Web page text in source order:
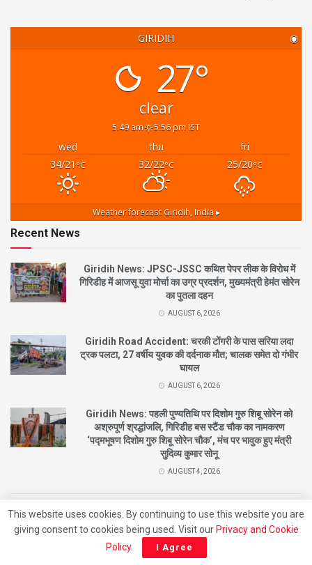
GIRIDIH ◉
27°
clear
5:49 am 5:56 pm IST
wed thu
fri
34/21 °C 32/22°C 25/20°C
Weather forecast Giridih, India ▸
Recent News
Giridih News: JPSC-JSSC कथित पेपर लीक के विरोध में
गिरिडीह में आजसू युवा मोर्चा का उग्र प्रदर्शन, मुख्यमंत्री हेमंत सोरेन
का पुतला दहन
AUGUST 6, 2026
Giridih Road Accident: चरकी टोंगरी के पास सरिया लदा
ट्रक पलटा, 27 वर्षीय युवक की दर्दनाक मौत; चालक समेत दो गंभीर
घायल
AUGUST 6, 2026
Giridih News: पहली पुण्यतिथि पर दिशोम गुरु शिबू सोरेन को
अश्रुपूर्ण श्रद्धांजलि, गिरिडीह बस स्टैंड चौक का नामकरण
‘पद्मभूषण दिशोम गुरु शिबू सोरेन चौक’, मंच पर भावुक हुए मंत्री
सुदिव्य कुमार सोनू
AUGUST 4, 2026
© 2021City News Giridih |Designed ByNishantDeveloped ByBeat Of Life
Entertainment
This website uses cookies. By continuing to use this website you are
giving consent to cookies being used. Visit our Privacy and Cookie
Policy. I Agree